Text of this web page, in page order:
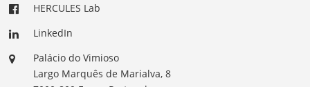
HERCULES Lab
LinkedIn
Palácio do Vimioso
Largo Marquês de Marialva, 8